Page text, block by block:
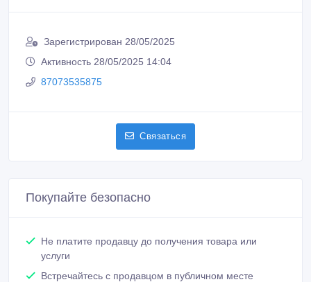
Зарегистрирован 28/05/2025
Активность 28/05/2025 14:04
87073535875
Связаться
Покупайте безопасно
Не платите продавцу до получения товара или
услуги
Встречайтесь с продавцом в публичном месте